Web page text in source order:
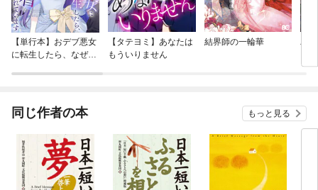
【単行本】おデブ悪女
に転生したら、なぜか
【タテヨミ】あなたは
もういりません
結界師の一輪華
バ
今
同じ作者の本 もっと見る